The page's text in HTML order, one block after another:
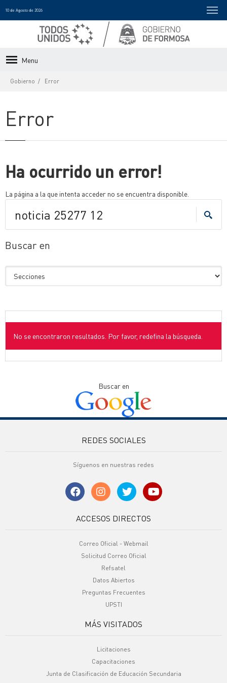
10 de Agosto de 2026
Menu
Gobierno Error
Error
Ha ocurrido un error!
La página a la que intenta acceder no se encuentra disponible.
Buscar en
No se encontraron resultados. Por favor, redefina la búsqueda.
Buscar en
REDES SOCIALES
Síguenos en nuestras redes
ACCESOS DIRECTOS
Correo Oficial - Webmail
Solicitud Correo Oficial
Refsatel
Datos Abiertos
Preguntas Frecuentes
UPSTI
MÁS VISITADOS
Licitaciones
Capacitaciones
Junta de Clasificación de Educación Secundaria